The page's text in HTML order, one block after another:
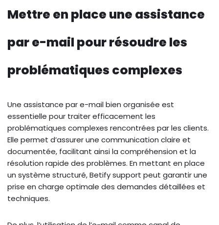
Mettre en place une assistance
par e-mail pour résoudre les
problématiques complexes
Une assistance par e-mail bien organisée est
essentielle pour traiter efficacement les
problématiques complexes rencontrées par les clients.
Elle permet d’assurer une communication claire et
documentée, facilitant ainsi la compréhension et la
résolution rapide des problèmes. En mettant en place
un système structuré, Betify support peut garantir une
prise en charge optimale des demandes détaillées et
techniques.